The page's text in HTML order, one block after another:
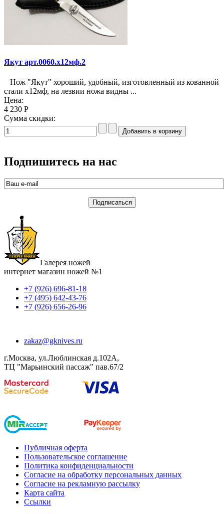
Якут арт.0060.х12мф.2
Нож "Якут" хороший, удобный, изготовленный из кованной
стали х12мф, на лезвии ножа видны ...
Цена:
4 230 Р
Сумма скидки:
Подпишитесь на нас
Галерея ножей
интернет магазин ножей №1
+7 (926) 696-81-18
+7 (495) 642-43-76
+7 (926) 656-26-96
zakaz@gknives.ru
г.Москва, ул.Люблинская д.102А,
ТЦ "Марьинский пассаж" пав.67/2
Публичная оферта
Пользовательское соглашение
Политика конфиденциальности
Согласие на обработку персональных данных
Согласие на рекламную рассылку
Карта сайта
Ссылки